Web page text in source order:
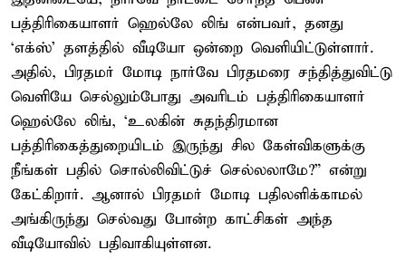
பத்திரிகையாளர் ஹெல்லே லிங் என்பவர், தனது
‘எக்ஸ்’ தளத்தில் வீடியோ ஒன்றை வெளியிட்டுள்ளார்.
அதில், பிரதமர் மோடி நார்வே பிரதமரை சந்தித்துவிட்டு
வெளியே செல்லும்போது அவரிடம் பத்திரிகையாளர்
ஹெல்லே லிங், ‘உலகின் சுதந்திரமான
பத்திரிகைத்துறையிடம் இருந்து சில கேள்விகளுக்கு
நீங்கள் பதில் சொல்லிவிட்டுச் செல்லலாமே?” என்று
கேட்கிறார். ஆனால் பிரதமர் மோடி பதிலளிக்காமல்
அங்கிருந்து செல்வது போன்ற காட்சிகள் அந்த
வீடியோவில் பதிவாகியுள்ளன.